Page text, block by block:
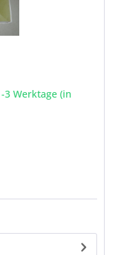
3 Werktage (in